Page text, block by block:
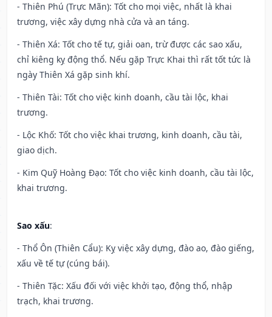
- Thiên Phú (Trực Mãn): Tốt cho mọi việc, nhất là khai
trương, việc xây dựng nhà cửa và an táng.
- Thiên Xá: Tốt cho tế tự, giải oan, trừ được các sao xấu,
chỉ kiêng kỵ động thổ. Nếu gặp Trực Khai thì rất tốt tức là
ngày Thiên Xá gặp sinh khí.
- Thiên Tài: Tốt cho việc kinh doanh, cầu tài lộc, khai
trương.
- Lộc Khố: Tốt cho việc khai trương, kinh doanh, cầu tài,
giao dịch.
- Kim Quỹ Hoàng Đạo: Tốt cho việc kinh doanh, cầu tài lộc,
khai trương.
Sao xấu:
- Thổ Ôn (Thiên Cẩu): Kỵ việc xây dựng, đào ao, đào giếng,
xấu về tế tự (cúng bái).
- Thiên Tặc: Xấu đối với việc khởi tạo, động thổ, nhập
trạch, khai trương.